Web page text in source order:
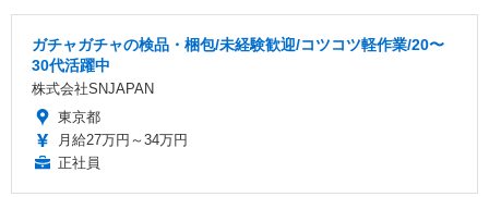
ガチャガチャの検品・梱包/未経験歓迎/コツコツ軽作業/20〜
30代活躍中
株式会社SNJAPAN
東京都
月給27万円～34万円
正社員